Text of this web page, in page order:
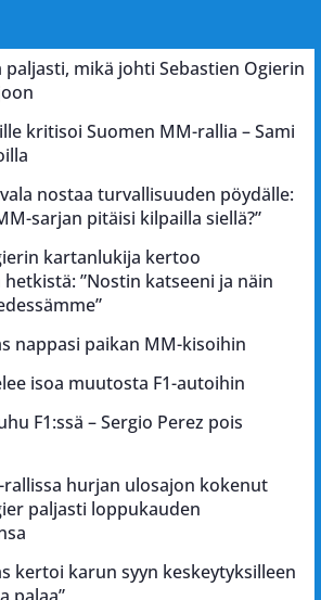
mikä johti Sebastien Ogierin
kritisoi Suomen MM-rallia – Sami
nostaa turvallisuuden pöydälle:
sarjan pitäisi kilpailla siellä?”
kartanlukija kertoo
”Nostin katseeni ja näin
nappasi paikan MM-kisoihin
isoa muutosta F1-autoihin
F1:ssä – Sergio Perez pois
hurjan ulosajon kokenut
paljasti loppukauden
kertoi karun syyn keskeytyksilleen